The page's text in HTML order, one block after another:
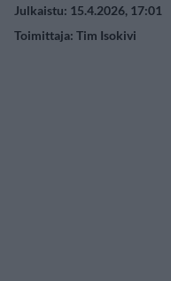
Julkaistu: 15.4.2026, 17:01
Toimittaja: Tim Isokivi